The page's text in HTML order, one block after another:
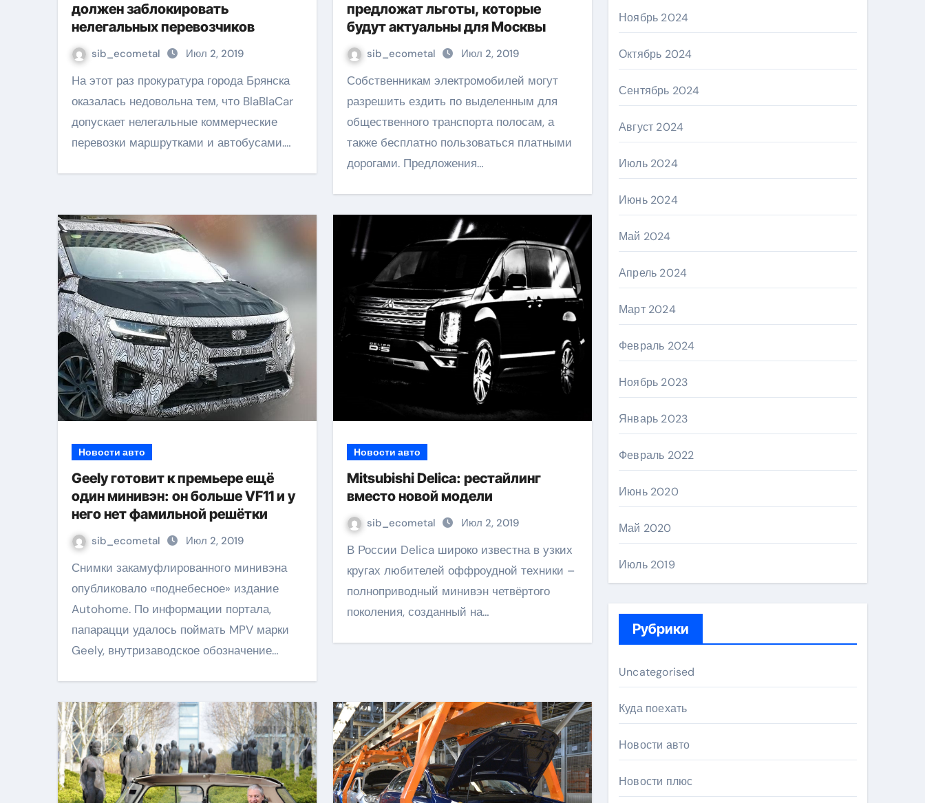
должен заблокировать
нелегальных перевозчиков
sib_ecometal Июл 2, 2019
На этот раз прокуратура города Брянска
оказалась недовольна тем, что BlaBlaCar
допускает нелегальные коммерческие
перевозки маршрутками и автобусами.…
предложат льготы, которые
будут актуальны для Москвы
sib_ecometal Июл 2, 2019
Собственникам электромобилей могут
разрешить ездить по выделенным для
общественного транспорта полосам, а
также бесплатно пользоваться платными
дорогами. Предложения…
Новости авто
Geely готовит к премьере ещё
один минивэн: он больше VF11 и у
него нет фамильной решётки
sib_ecometal Июл 2, 2019
Снимки закамуфлированного минивэна
опубликовало «поднебесное» издание
Autohome. По информации портала,
папарацци удалось поймать MPV марки
Geely, внутризаводское обозначение…
Новости авто
Mitsubishi Delica: рестайлинг
вместо новой модели
sib_ecometal Июл 2, 2019
В России Delica широко известна в узких
кругах любителей оффроудной техники –
полноприводный минивэн четвёртого
поколения, созданный на…
Ноябрь 2024
Октябрь 2024
Сентябрь 2024
Август 2024
Июль 2024
Июнь 2024
Май 2024
Апрель 2024
Март 2024
Февраль 2024
Ноябрь 2023
Январь 2023
Февраль 2022
Июнь 2020
Май 2020
Июль 2019
Рубрики
Uncategorised
Куда поехать
Новости авто
Новости плюс